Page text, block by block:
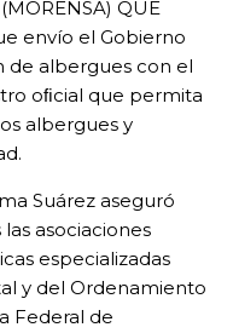
QUE
envío el Gobierno
de albergues con el
oﬁcial que permita
albergues y
Suárez aseguró
asociaciones
especializadas
y del Ordenamiento
Federal de